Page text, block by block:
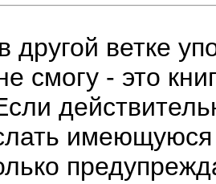
другой ветке
смогу - это